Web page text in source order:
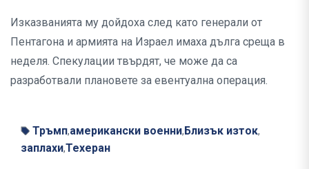
Изказванията му дойдоха след като генерали от
Пентагона и армията на Израел имаха дълга среща в
неделя. Спекулации твърдят, че може да са
разработвали плановете за евентуална операция.
Тръмп,американски военни, Близък изток,
заплахи,Техеран